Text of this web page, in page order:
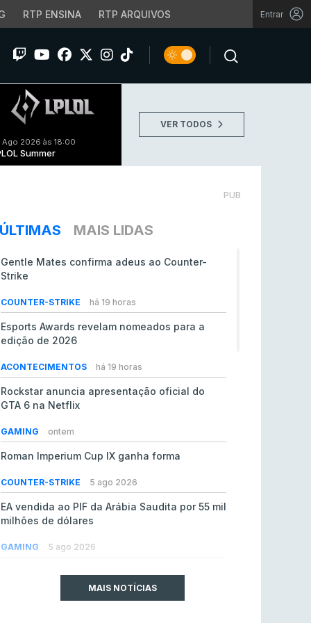
RTP ENSINA RTP ARQUIVOS Entrar
Ago 2026 às 18:00
Summer
VER TODOS
PUB
ÚLTIMAS MAIS LIDAS
Gentle Mates confirma adeus ao Counter-
Strike
COUNTER-STRIKE há 19 horas
Esports Awards revelam nomeados para a
edição de 2026
ACONTECIMENTOS há 19 horas
Rockstar anuncia apresentação oficial do
GTA 6 na Netflix
GAMING ontem
Roman Imperium Cup IX ganha forma
COUNTER-STRIKE 5 ago 2026
EA vendida ao PIF da Arábia Saudita por 55 mil
milhões de dólares
GAMING 5 ago 2026
MAIS NOTÍCIAS